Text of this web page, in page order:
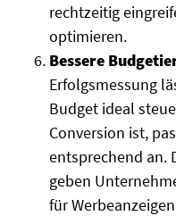
rechtzeitig
optimieren.
Bessere
Erfolgsmessung
Budget ideal
Conversion ist,
entsprechend an.
geben
für